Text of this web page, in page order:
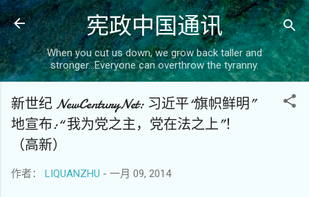
跳至主要内容
宪政中国通讯
When you cut us down, we grow back taller and
stronger...Everyone can overthrow the tyranny.
新世纪 NewCenturyNet: 习近平“旗帜鲜明”
地宣布:“ 我为党之主，党在法之上”！
（高新）
作者： LIQUANZHU - 一月 09, 2014